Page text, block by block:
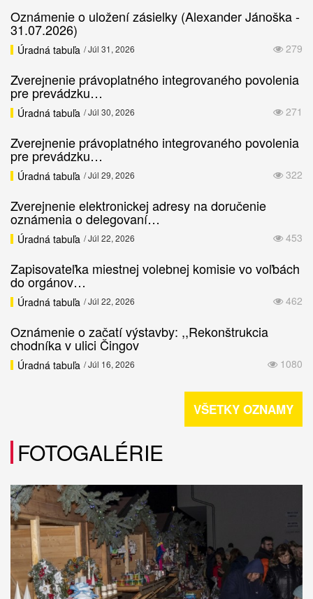
Oznámenie o uložení zásielky (Alexander Jánoška -
31.07.2026)
279
Úradná tabuľa / Júl 31, 2026
Zverejnenie právoplatného integrovaného povolenia
pre prevádzku…
271
Úradná tabuľa / Júl 30, 2026
Zverejnenie právoplatného integrovaného povolenia
pre prevádzku…
322
Úradná tabuľa / Júl 29, 2026
Zverejnenie elektronickej adresy na doručenie
oznámenia o delegovaní…
453
Úradná tabuľa / Júl 22, 2026
Zapisovateľka miestnej volebnej komisie vo voľbách
do orgánov…
462
Úradná tabuľa / Júl 22, 2026
Oznámenie o začatí výstavby: ,,Rekonštrukcia
chodníka v ulici Čingov
1080
Úradná tabuľa / Júl 16, 2026
VŠETKY OZNAMY
FOTOGALÉRIE